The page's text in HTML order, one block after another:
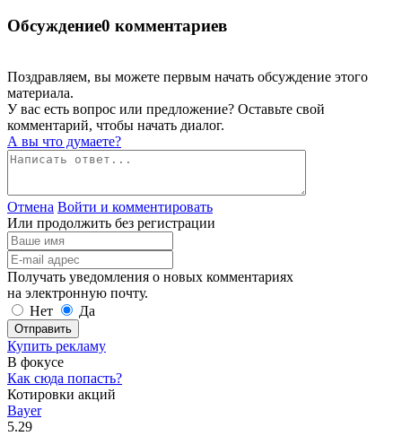
Обсуждение0 комментариев
Поздравляем, вы можете первым начать обсуждение этого
материала.
У вас есть вопрос или предложение? Оставьте свой
комментарий, чтобы начать диалог.
А вы что думаете?
Отмена Войти и комментировать
Или продолжить без регистрации
Получать уведомления о новых комментариях
на электронную почту.
Нет
Да
Отправить
Купить рекламу
В фокусе
Как сюда попасть?
Котировки акций
Bayer
5.29